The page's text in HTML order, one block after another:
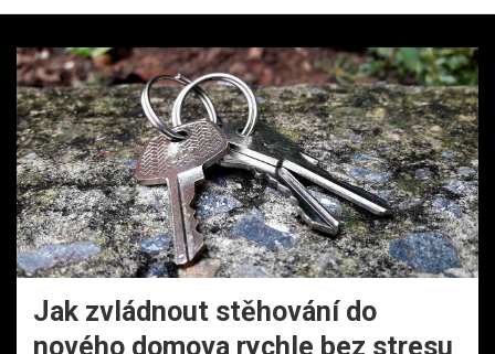
Jak zvládnout stěhování do
nového domova rychle bez stresu